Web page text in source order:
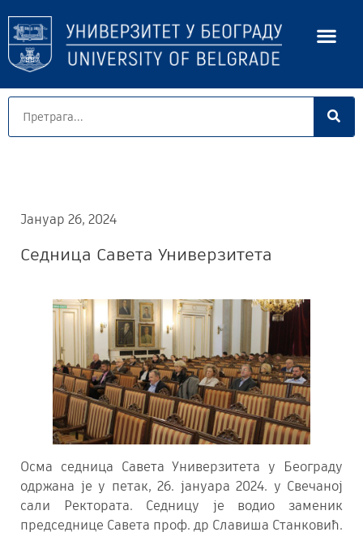
Јануар 26, 2024
Седница Савета Универзитета
Осмa седницa Савета Универзитета у Београду
одржана је у петак, 26. јануара 2024. у Свечаној
сали Ректората. Седницу је водио заменик
председнице Савета проф. др Славиша Станковић.